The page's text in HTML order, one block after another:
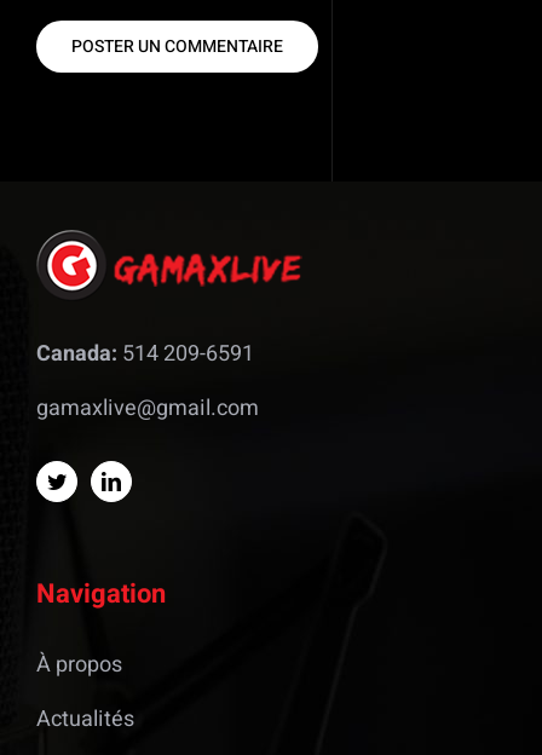
Canada: 514 209-6591
gamaxlive@gmail.com
Navigation
À propos
Actualités